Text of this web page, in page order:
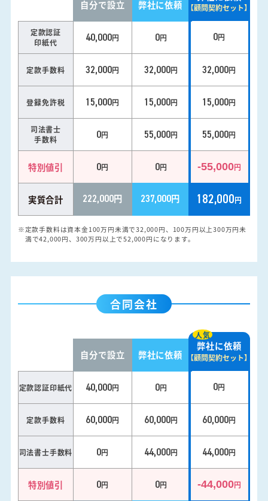
自分で設立 弊社に依頼 【顧問契約セット】
定款認証
印紙代
40,000円 0円 0円
定款手数料 32,000円 32,000円 32,000円
登録免許税 15,000円 15,000円 15,000円
司法書士
手数料
0円 55,000円 55,000円
特別値引 0円 0円 -55,000円
実質合計 222,000円 237,000円 182,000円
※定款手数料は資本金100万円未満で32,000円、100万円以上300万円未
満で42,000円、300万円以上で52,000円になります。
合同会社
自分で設立 弊社に依頼 弊社に依頼
【顧問契約セット】
人気
定款認証印紙代 40,000円 0円 0円
定款手数料 60,000円 60,000円 60,000円
司法書士手数料 0円 44,000円 44,000円
特別値引 0円 0円 -44,000円